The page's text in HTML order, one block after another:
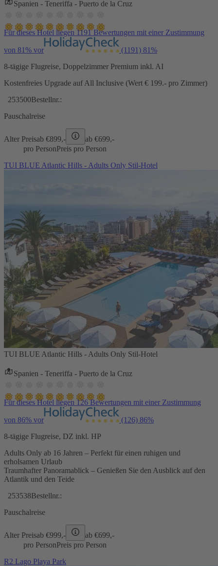
Spanien - Teneriffa - Puerto de la Cruz
Für dieses Hotel liegen 1191 Bewertungen mit einer Zustimmung
von 81% vor (1191) 81%
8-tägige Flugreise, Doppelzimmer Premium inkl. AI
Kostenfreies Upgrade auf All Inclusive (Wert € 199.- pro Zimmer)
253500Bestellnr.:
Pauschalreise
Alter Preisab €899,- ab €699,-
pro PersonPreis pro Person
TUI BLUE Atlantic Hills - Adults Only Stil-Hotel
TUI BLUE Atlantic Hills - Adults Only Stil-Hotel
Spanien - Teneriffa - Puerto de la Cruz
Für dieses Hotel liegen 126 Bewertungen mit einer Zustimmung
von 86% vor (126) 86%
8-tägige Flugreise, DZ inkl. HP
Adults Only ab 16 Jahren – Perfekt für einen ruhigen und
erholsamen Urlaub
Traumhafter Panoramablick – Genießen Sie den Ausblick auf den
Atlantik und den Teide
253538Bestellnr.:
Pauschalreise
Alter Preisab €999,- ab €699,-
pro PersonPreis pro Person
R2 Lago Playa Park